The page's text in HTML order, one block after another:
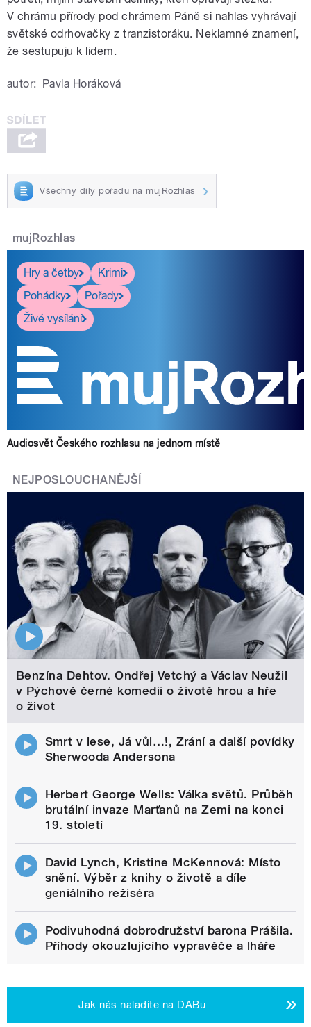
V chrámu přírody pod chrámem Páně si nahlas vyhrávají
světské odrhovačky z tranzistoráku. Neklamné znamení,
že sestupuju k lidem.
autor: Pavla Horáková
Všechny díly pořadu na mujRozhlas
mujRozhlas
Hry a četby
Krimi
Pohádky
Pořady
Živé vysílání
Audiosvět Českého rozhlasu na jednom místě
NEJPOSLOUCHANĚJŠÍ
Benzína Dehtov. Ondřej Vetchý a Václav Neužil
v Pýchově černé komedii o životě hrou a hře
o život
Smrt v lese, Já vůl…!, Zrání a další povídky
Sherwooda Andersona
Herbert George Wells: Válka světů. Průběh
brutální invaze Marťanů na Zemi na konci
19. století
David Lynch, Kristine McKennová: Místo
snění. Výběr z knihy o životě a díle
geniálního režiséra
Podivuhodná dobrodružství barona Prášila.
Příhody okouzlujícího vypravěče a lháře
Jak nás naladíte na DABu